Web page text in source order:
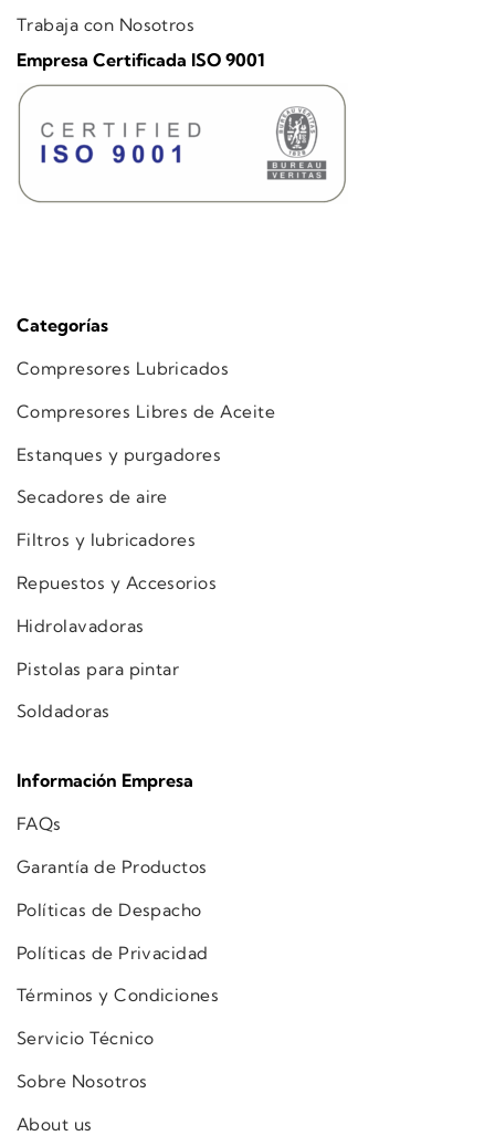
Categorías
Compresores Lubricados
Compresores Libres de Aceite
Estanques y purgadores
Secadores de aire
Filtros y lubricadores
Repuestos y Accesorios
Hidrolavadoras
Pistolas para pintar
Soldadoras
Información Empresa
FAQs
Garantía de Productos
Políticas de Despacho
Políticas de Privacidad
Términos y Condiciones
Servicio Técnico
Sobre Nosotros
About us
Trabaja con Nosotros
Empresa Certificada ISO 9001